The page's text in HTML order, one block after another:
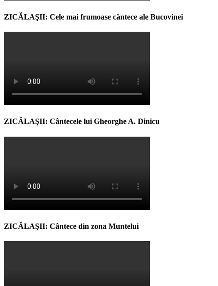
ZICĂLAŞII: Cele mai frumoase cântece ale Bucovinei
ZICĂLAŞII: Cântecele lui Gheorghe A. Dinicu
ZICĂLAŞII: Cântece din zona Muntelui